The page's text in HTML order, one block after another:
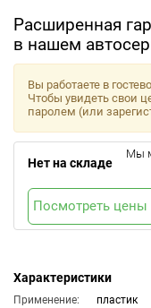
Расширенная
в нашем
Характеристики
Применение:
пластик
Вы работаете в
Чтобы увидеть свои
паролем (или
Нет на складе
Мы
Посмотреть цены